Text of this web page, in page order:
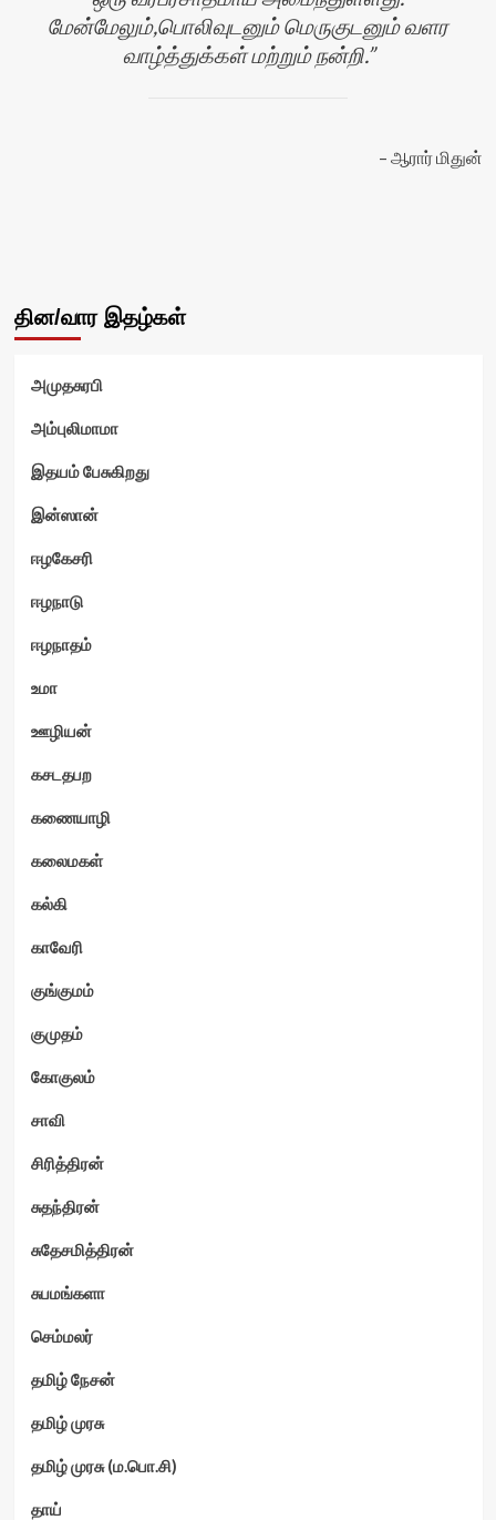
மேன்மேலும்,பொலிவுடனும் மெருகுடனும் வளர
வாழ்த்துக்கள் மற்றும் நன்றி.
ஆரார் மிதுன்
தின/வார இதழ்கள்
அமுதசுரபி
அம்புலிமாமா
இதயம் பேசுகிறது
இன்ஸான்
ஈழகேசரி
ஈழநாடு
ஈழநாதம்
உமா
ஊழியன்
கசடதபற
கணையாழி
கலைமகள்
கல்கி
காவேரி
குங்குமம்
குமுதம்
கோகுலம்
சாவி
சிரித்திரன்
சுதந்திரன்
சுதேசமித்திரன்
சுபமங்களா
செம்மலர்
தமிழ் நேசன்
தமிழ் முரசு
தமிழ் முரசு (ம.பொ.சி)
தாய்